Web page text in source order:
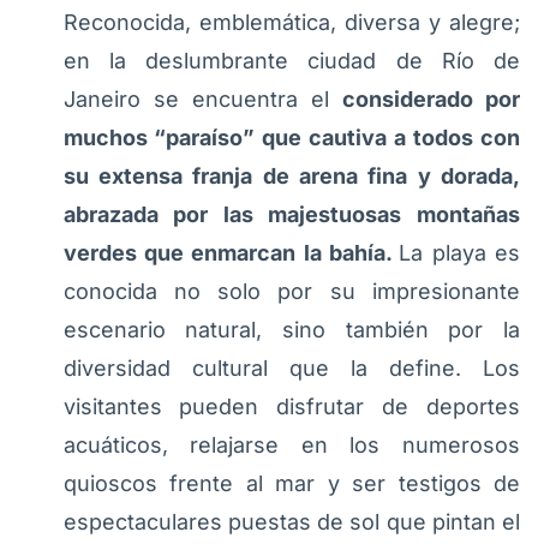
Reconocida, emblemática, diversa y alegre;
en la deslumbrante ciudad de Río de
Janeiro se encuentra el considerado por
muchos “paraíso” que cautiva a todos con
su extensa franja de arena fina y dorada,
abrazada por las majestuosas montañas
verdes que enmarcan la bahía. La playa es
conocida no solo por su impresionante
escenario natural, sino también por la
diversidad cultural que la define. Los
visitantes pueden disfrutar de deportes
acuáticos, relajarse en los numerosos
quioscos frente al mar y ser testigos de
espectaculares puestas de sol que pintan el